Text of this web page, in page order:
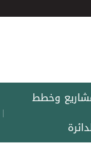
وخطط
|